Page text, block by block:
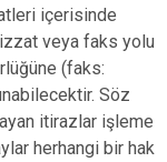
içerisinde
veya faks yolu
(faks:
Söz
itirazlar işleme
herhangi bir hak